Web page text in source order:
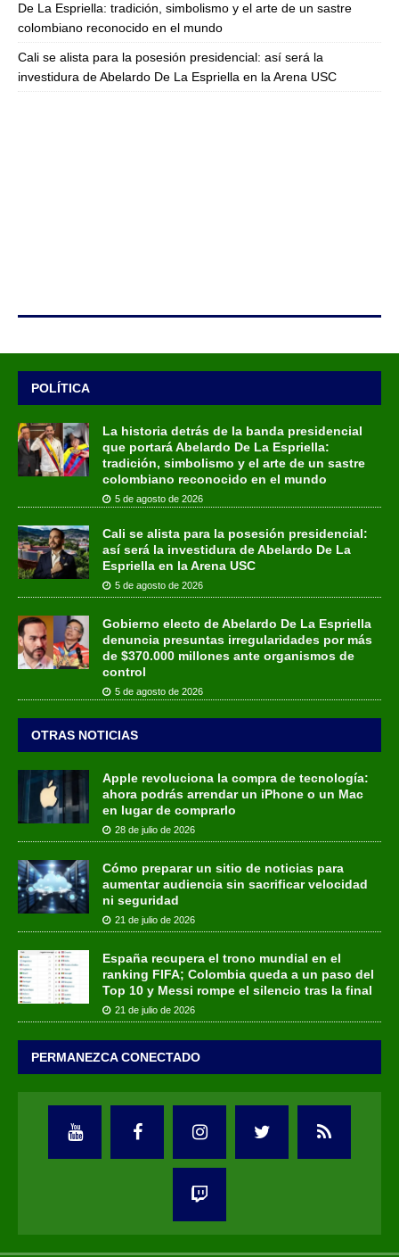
De La Espriella: tradición, simbolismo y el arte de un sastre
colombiano reconocido en el mundo
Cali se alista para la posesión presidencial: así será la
investidura de Abelardo De La Espriella en la Arena USC
POLÍTICA
La historia detrás de la banda presidencial
que portará Abelardo De La Espriella:
tradición, simbolismo y el arte de un sastre
colombiano reconocido en el mundo
5 de agosto de 2026
Cali se alista para la posesión presidencial:
así será la investidura de Abelardo De La
Espriella en la Arena USC
5 de agosto de 2026
Gobierno electo de Abelardo De La Espriella
denuncia presuntas irregularidades por más
de $370.000 millones ante organismos de
control
5 de agosto de 2026
OTRAS NOTICIAS
Apple revoluciona la compra de tecnología:
ahora podrás arrendar un iPhone o un Mac
en lugar de comprarlo
28 de julio de 2026
Cómo preparar un sitio de noticias para
aumentar audiencia sin sacrificar velocidad
ni seguridad
21 de julio de 2026
España recupera el trono mundial en el
ranking FIFA; Colombia queda a un paso del
Top 10 y Messi rompe el silencio tras la final
21 de julio de 2026
PERMANEZCA CONECTADO